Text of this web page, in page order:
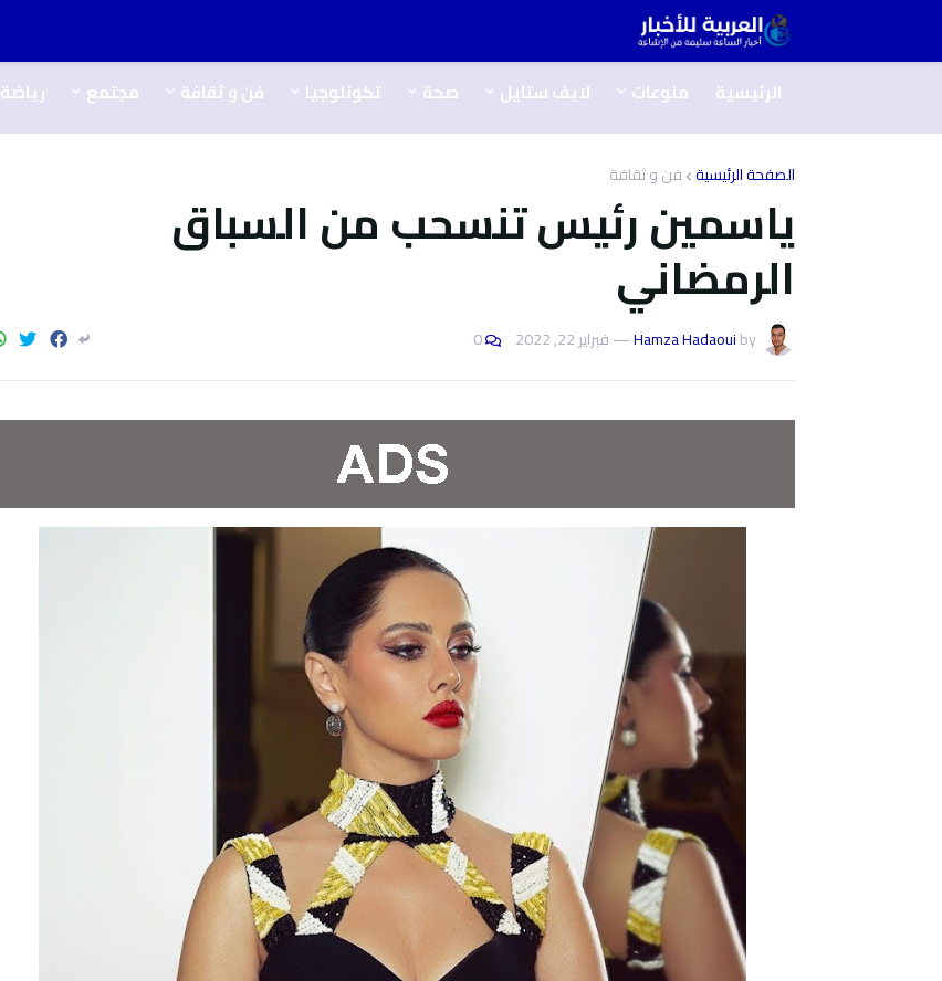
الرئيسية منوعات لايف ستايل صحة تكونلوجيا فن و ثقافة مجتمع رياضة
الصفحة الرئيسية فن و ثقافة
ياسمين رئيس تنسحب من السباق
الرمضاني
by
Hamza Hadaoui
—فبراير 22, 2022 0